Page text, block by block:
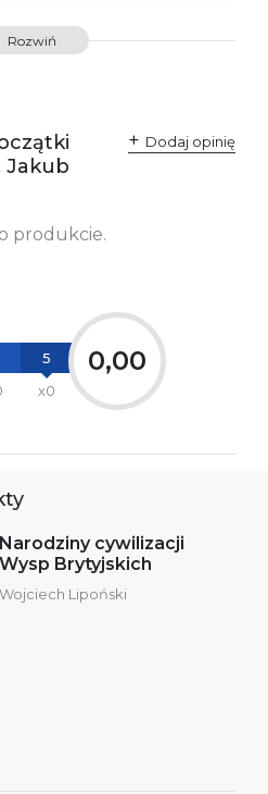
9788379766529
Sp. z o.o.
ul. Fredry 8
61-701 Poznań
Rozwiń
Jakub
Dodaj opinię
produkcie.
5
x0
0,00
Narodziny cywilizacji
Wysp Brytyjskich
Wojciech Lipoński